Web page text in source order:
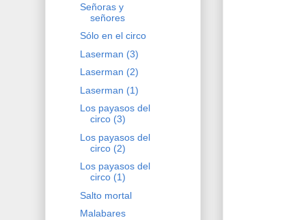
Señoras y
señores
Sólo en el circo
Laserman (3)
Laserman (2)
Laserman (1)
Los payasos del
circo (3)
Los payasos del
circo (2)
Los payasos del
circo (1)
Salto mortal
Malabares